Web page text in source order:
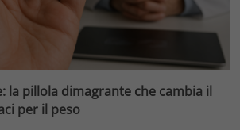
la pillola dimagrante che cambia il
per il peso